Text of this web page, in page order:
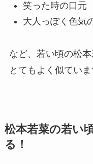
笑った時の口元
大人っぽく色気
など、若い頃の松
とてもよく似ていま
松本若菜の若い
る！